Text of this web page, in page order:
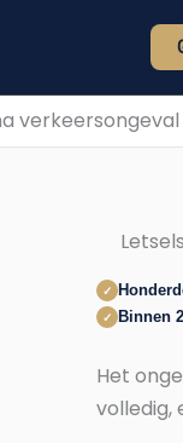
verkeersongeval
✓
✓ Binnen
Het
volledig,